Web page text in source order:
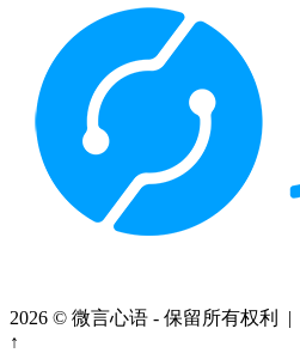
2026 © 微言心语 - 保留所有权利 |
↑